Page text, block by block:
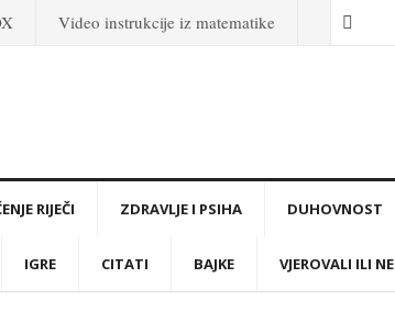
Video instrukcije iz matematike
RIJEČI ZDRAVLJE I PSIHA DUHOVNOST
IGRE CITATI BAJKE VJEROVALI ILI NE